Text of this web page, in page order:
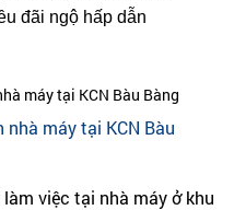
đãi ngộ hấp dẫn
việc tại nhà máy ở khu